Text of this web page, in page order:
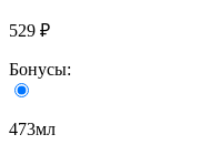
529 ₽
Бонусы:
473мл